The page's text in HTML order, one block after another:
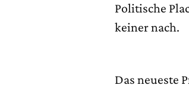
Politische
keiner nach.
Das neueste